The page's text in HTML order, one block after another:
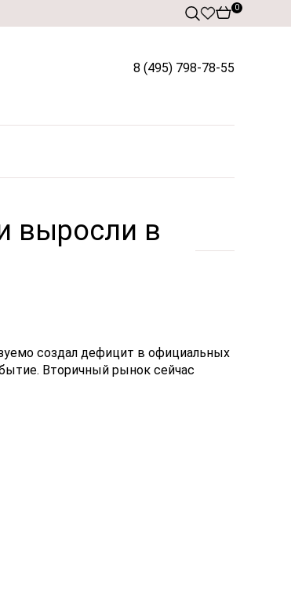
0
8 (495) 798-78-55
выросли в
создал дефицит в официальных
Вторичный рынок сейчас